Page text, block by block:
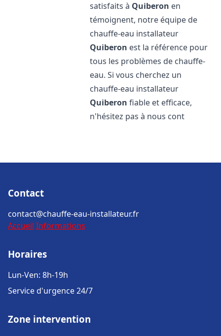
satisfaits à Quiberon en
témoignent, notre équipe de
chauffe-eau installateur
Quiberon est la référence pour
tous les problèmes de chauffe-
eau. Si vous cherchez un
chauffe-eau installateur
Quiberon fiable et efficace,
n'hésitez pas à nous cont
Contact
contact@chauffe-eau-installateur.fr
Accueil Informations
Horaires
Lun-Ven: 8h-19h
Service d'urgence 24/7
Zone intervention